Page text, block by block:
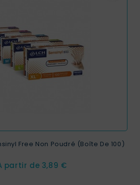
Free Non Poudré (Boîte De 100)
partir de Prix
3,89 €